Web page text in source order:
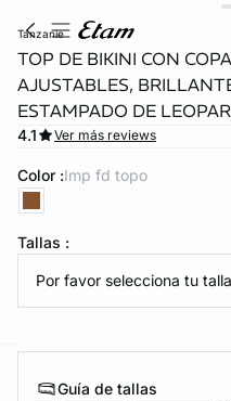
DE PANTIES
ahora
tanzanie
TOP DE BIKINI CON
AJUSTABLES,
ESTAMPADO DE
4.1 Ver más reviews
Color : imp fd topo
Tallas :
Por favor selecciona tu talla
Guía de tallas